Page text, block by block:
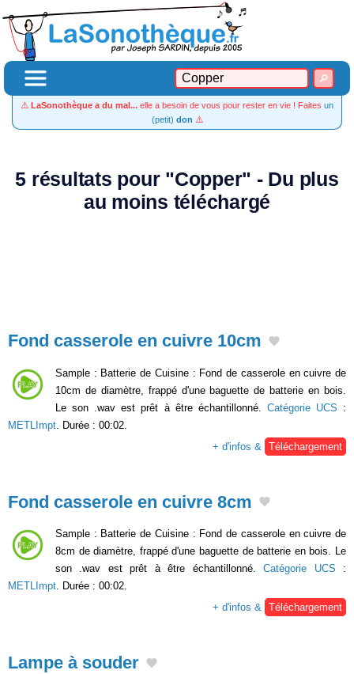
⚠️ LaSonothèque a du mal... elle a besoin de vous pour rester en vie ! Faites un
(petit) don ⚠️
5 résultats pour "Copper" - Du plus
au moins téléchargé
Fond casserole en cuivre 10cm
Sample : Batterie de Cuisine : Fond de casserole en cuivre de
10cm de diamètre, frappé d'une baguette de batterie en bois.
Le son .wav est prêt à être échantillonné. Catégorie UCS :
METLImpt . Durée : 00:02.
+ d'infos &
Téléchargement
Fond casserole en cuivre 8cm
Sample : Batterie de Cuisine : Fond de casserole en cuivre de
8cm de diamètre, frappé d'une baguette de batterie en bois. Le
son .wav est prêt à être échantillonné.Catégorie UCS :
METLImpt. Durée : 00:02.
+ d'infos & Téléchargement
Lampe à souder